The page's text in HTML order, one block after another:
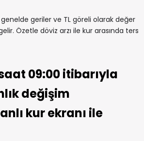
geriler ve TL göreli olarak değer
Özetle döviz arzı ile kur arasında ters
09:00 itibarıyla
değişim
kur ekranı ile